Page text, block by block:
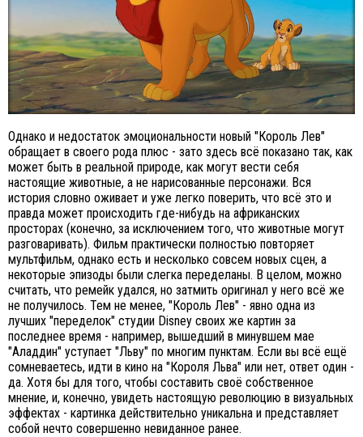
Однако и недостаток эмоциональности новый "Король Лев"
обращает в своего рода плюс - зато здесь всё показано так, как
может быть в реальной природе, как могут вести себя
настоящие животные, а не нарисованные персонажи. Вся
история словно оживает и уже легко поверить, что всё это и
правда может происходить где-нибудь на африканских
просторах (конечно, за исключением того, что животные могут
разговаривать). Фильм практически полностью повторяет
мультфильм, однако есть и несколько совсем новых сцен, а
некоторые эпизоды были слегка переделаны. В целом, можно
считать, что ремейк удался, но затмить оригинал у него всё же
не получилось. Тем не менее, "Король Лев" - явно одна из
лучших "переделок" студии Disney своих же картин за
последнее время - например, вышедший в минувшем мае
"Аладдин" уступает "Льву" по многим пунктам. Если вы всё ещё
сомневаетесь, идти в кино на "Короля Льва" или нет, ответ один -
да. Хотя бы для того, чтобы составить своё собственное
мнение, и, конечно, увидеть настоящую революцию в визуальных
эффектах - картинка действительно уникальна и представляет
собой нечто совершенно невиданное ранее.